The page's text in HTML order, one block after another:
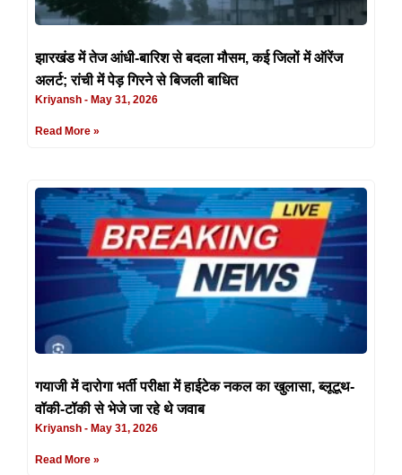
झारखंड में तेज आंधी-बारिश से बदला मौसम, कई जिलों में ऑरेंज
अलर्ट; रांची में पेड़ गिरने से बिजली बाधित
Kriyansh May 31, 2026
Read More »
गयाजी में दारोगा भर्ती परीक्षा में हाईटेक नकल का खुलासा, ब्लूटूथ-
वॉकी-टॉकी से भेजे जा रहे थे जवाब
Kriyansh May 31, 2026
Read More »